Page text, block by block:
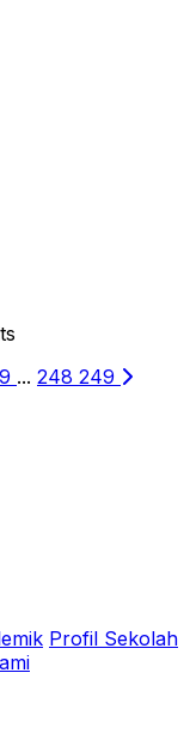
... 248 249
Profil Sekolah